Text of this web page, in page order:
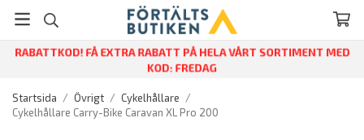
RABATTKOD! FÅ EXTRA RABATT PÅ HELA VÅRT SORTIMENT MED
KOD: FREDAG
Startsida / Övrigt / Cykelhållare /
Cykelhållare Carry-Bike Caravan XL Pro 200